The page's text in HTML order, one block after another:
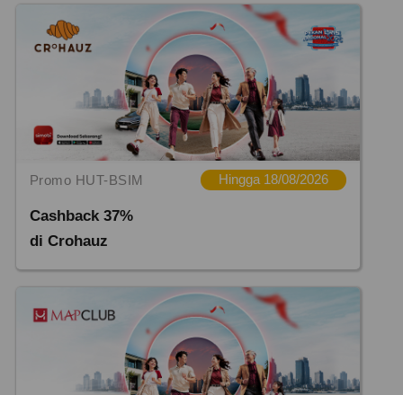
Promo HUT-BSIM Hingga 18/08/2026
Cashback 37%
di Crohauz